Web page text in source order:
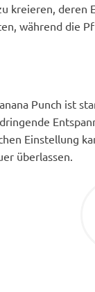
kreieren, deren
während die
Punch ist
Einstellung
überlassen.